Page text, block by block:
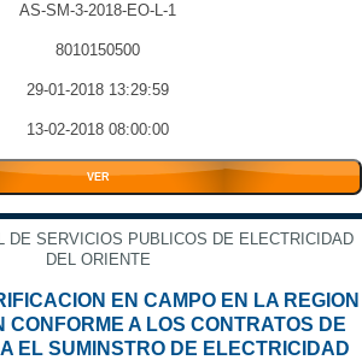
AS-SM-3-2018-EO-L-1
8010150500
29-01-2018 13:29:59
13-02-2018 08:00:00
VER
DE SERVICIOS PUBLICOS DE ELECTRICIDAD
DEL ORIENTE
EN CAMPO EN LA REGION
CONFORME A LOS CONTRATOS DE
EL SUMINSTRO DE ELECTRICIDAD